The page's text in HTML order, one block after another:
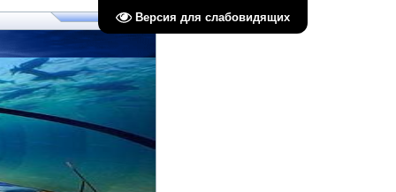
Версия для слабовидящих